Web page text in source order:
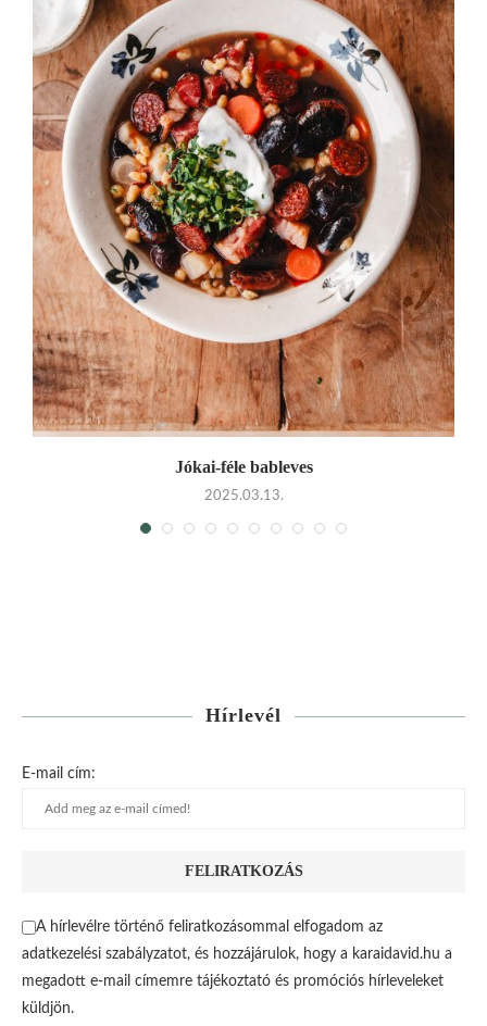
Jókai-féle bableves
2025.03.13.
Hírlevél
E-mail cím:
A hírlevélre történő feliratkozásommal elfogadom az
adatkezelési szabályzatot, és hozzájárulok, hogy a karaidavid.hu a
megadott e-mail címemre tájékoztató és promóciós hírleveleket
küldjön.